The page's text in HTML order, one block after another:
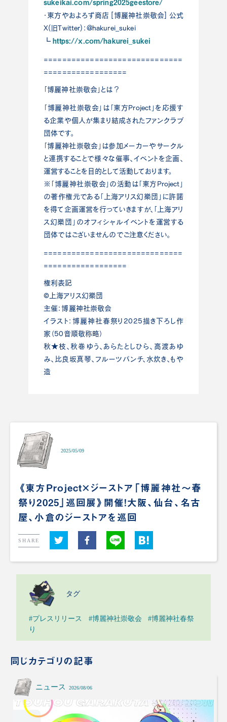
・東方やおよろず商店 [博麗神社崇敬会] 公式
X(旧Twitter)：@hakurei_sukei
┗ https://x.com/hakurei_sukei
==============================
==================
「博麗神社崇敬会」とは？
「博麗神社崇敬会」は「東方Project」を応援す
る企業や個人が集まり結成されたファンクラブ
団体です。
「博麗神社崇敬会」は参加メーカーやサークル
と連携することで様々な催事、イベントを企画、
運営することを目的として活動しております。
※「博麗神社崇敬会」の活動は「東方Project」
の著作権元である「上海アリス幻樂団」に許諾
を得て企画運営を行っていきますが、「上海アリ
ス幻樂団」のオフィシャルイベントを運営する
団体ではございませんのでご注意ください。
==============================
==================
権利表記
©上海アリス幻樂団
主催：博麗神社崇敬会
イラスト：博麗神社春祭り2025描き下ろし作
家（50音順敬称略）
秋★枝、秋巻ゆう、あらたとしひら、高渡あゆ
み、比良坂真琴、フルーツパンチ、水炊き、もや
造
2025/05/09
《東方Project×ジーストア「博麗神社～春
祭り2025」巡回展》開催！大阪、仙台、名古
屋、小倉のジーストアを巡回
SHARE
タグ
#プレスリリース #博麗神社崇敬会
#博麗神社春祭
り
同じカテゴリの記事
ニュース 2026/08/06